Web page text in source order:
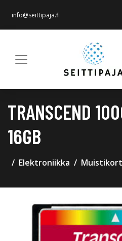
info@seittipaja.fi
TRANSCEND
16GB
Elektroniikka